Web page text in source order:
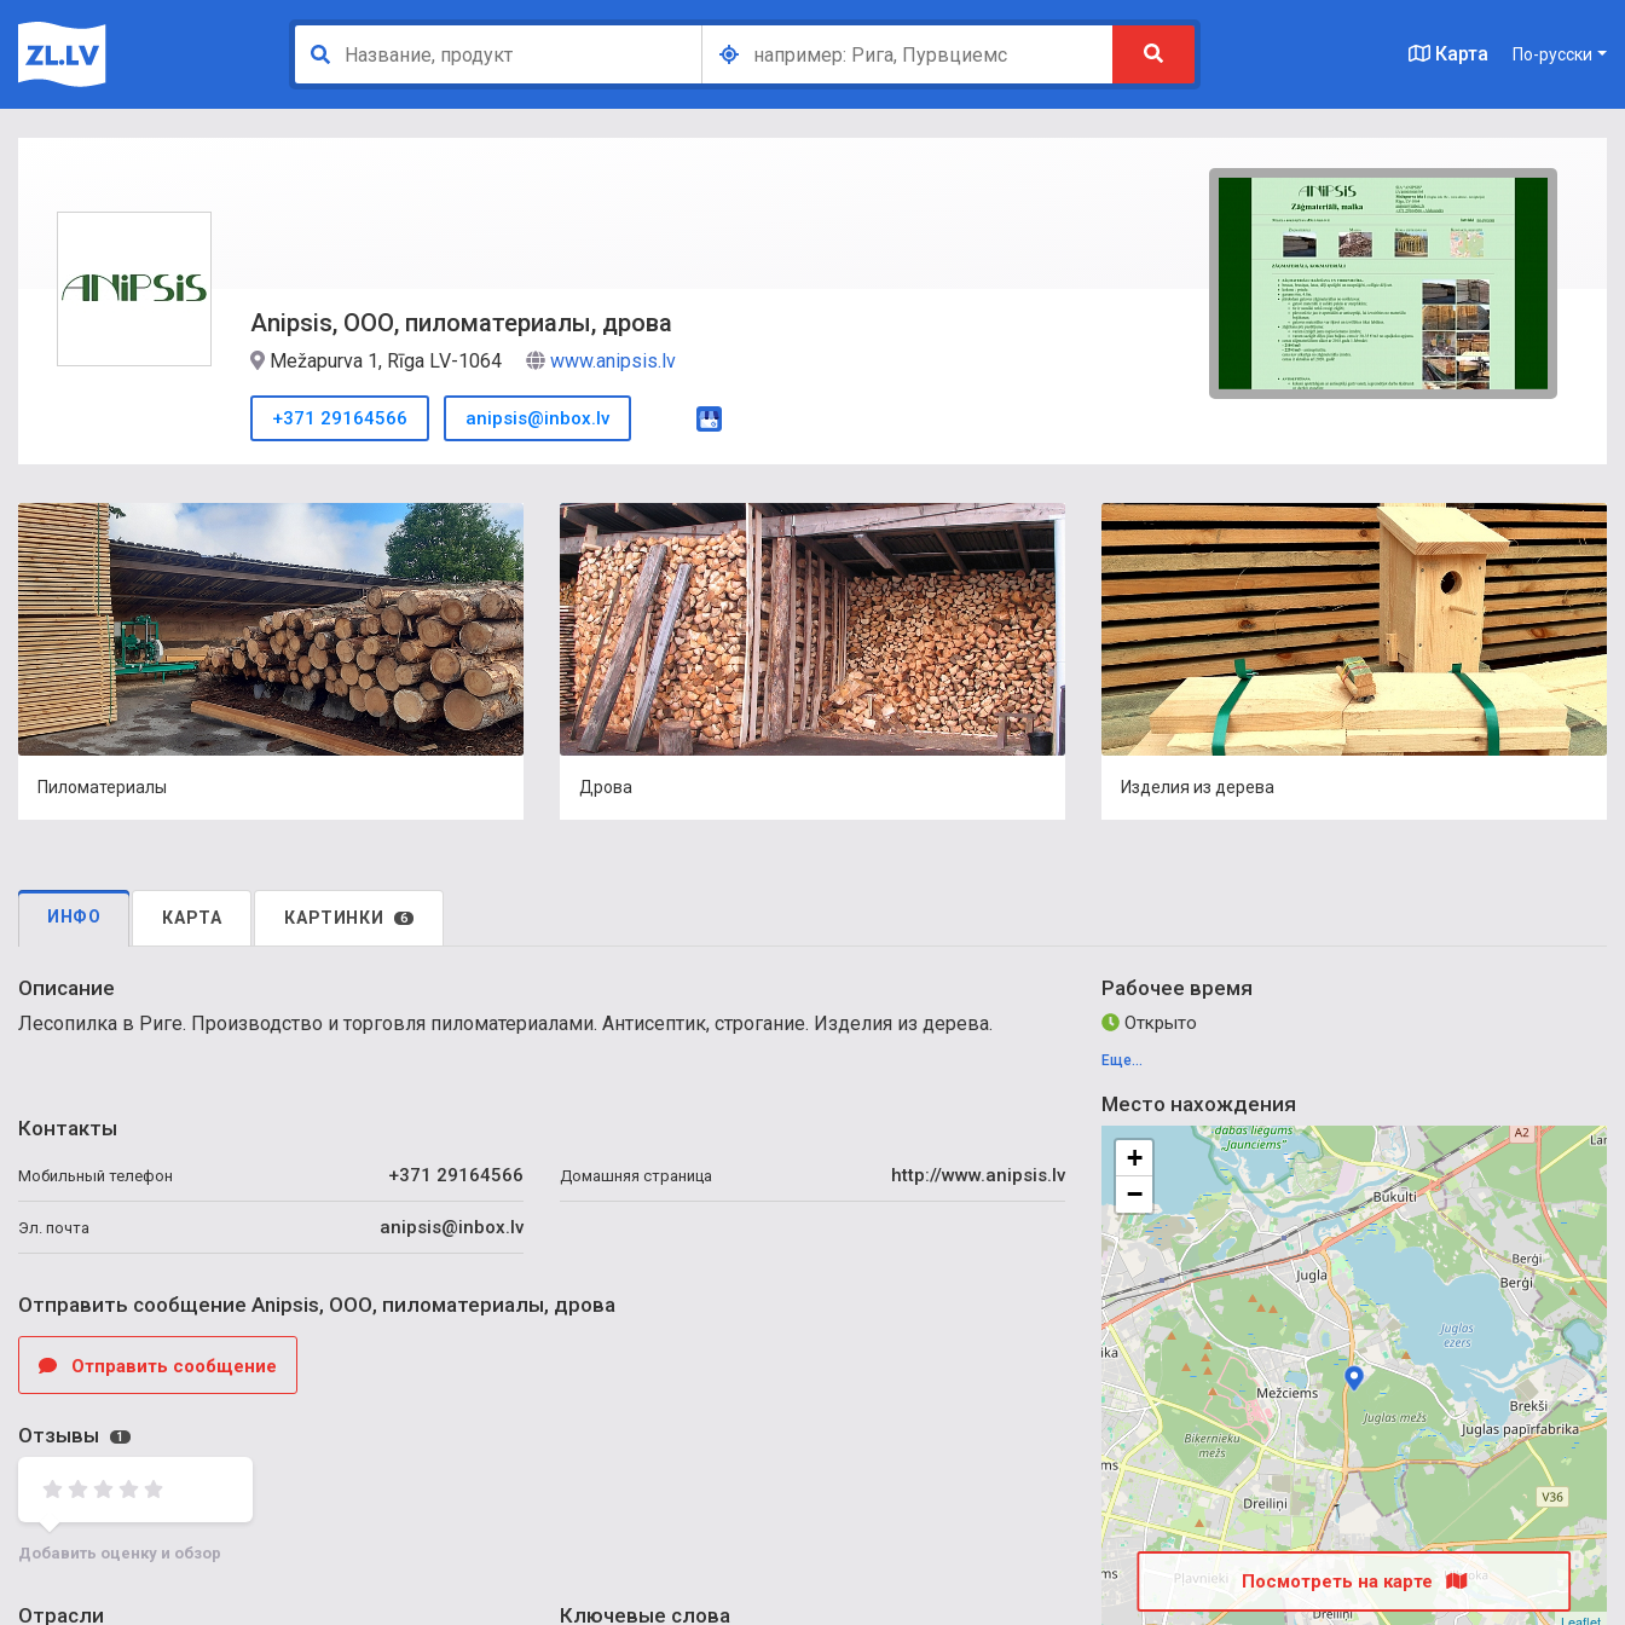
Карта По-русски
Anipsis, ООО, пиломатериалы, дрова
Mežapurva 1, Rīga LV-1064 www.anipsis.lv
+371 29164566 anipsis@inbox.lv
Пиломатериалы Дрова Изделия из дерева
ИНФО КАРТА КАРТИНКИ 6
Описание
Лесопилка в Риге. Производство и торговля пиломатериалами. Антисептик, строгание. Изделия из дерева.
Контакты
Мобильный телефон +371 29164566
Эл. почта anipsis@inbox.lv
Домашняя страница http://www.anipsis.lv
Отправить сообщение Anipsis, ООО, пиломатериалы, дрова
Отправить сообщение
Отзывы 1
Добавить оценку и обзор
Отрасли Ключевые слова
Рабочее время
Открыто
Еще...
Место нахождения
+
−
Посмотреть на карте